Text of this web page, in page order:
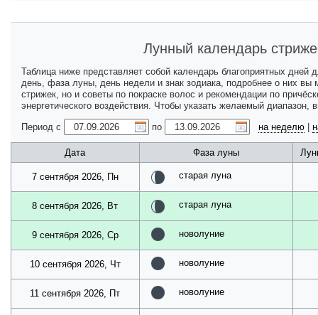
Лунный календарь
Таблица ниже представляет собой календарь благоприятных
день, фаза луны, день недели и знак зодиака, подробнее о них вы
стрижек, но и советы по покраске волос и рекомендации по
энергетического воздействия. Чтобы указать желаемый
Период с
по на неделю
Дата Фаза луны
7 сентября 2026, Пн старая луна
8 сентября 2026, Вт старая луна
9 сентября 2026, Ср новолуние
10 сентября 2026, Чт новолуние
11 сентября 2026, Пт новолуние